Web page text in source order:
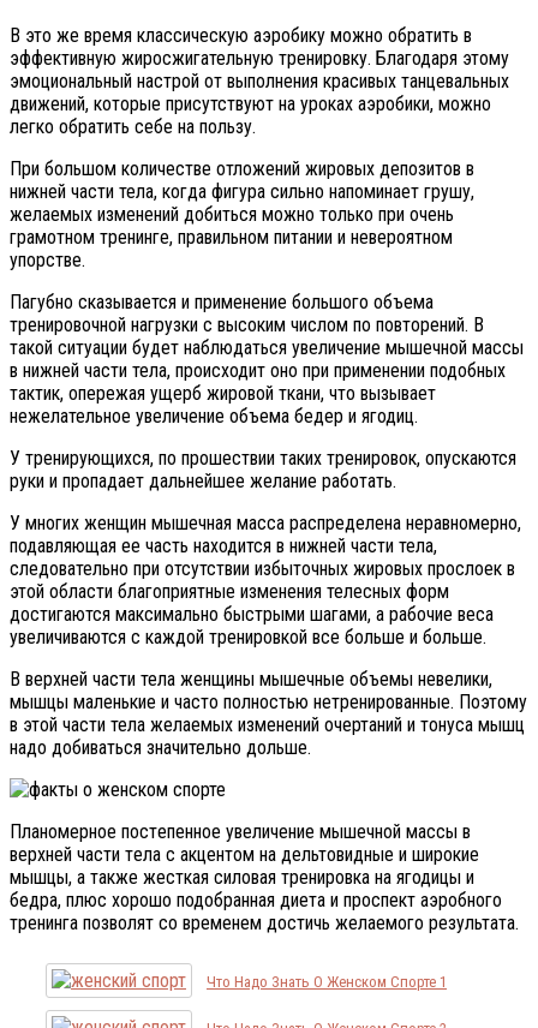
В это же время классическую аэробику можно обратить в
эффективную жиросжигательную тренировку. Благодаря этому
эмоциональный настрой от выполнения красивых танцевальных
движений, которые присутствуют на уроках аэробики, можно
легко обратить себе на пользу.
При большом количестве отложений жировых депозитов в
нижней части тела, когда фигура сильно напоминает грушу,
желаемых изменений добиться можно только при очень
грамотном тренинге, правильном питании и невероятном
упорстве.
Пагубно сказывается и применение большого объема
тренировочной нагрузки с высоким числом по повторений. В
такой ситуации будет наблюдаться увеличение мышечной массы
в нижней части тела, происходит оно при применении подобных
тактик, опережая ущерб жировой ткани, что вызывает
нежелательное увеличение объема бедер и ягодиц.
У тренирующихся, по прошествии таких тренировок, опускаются
руки и пропадает дальнейшее желание работать.
У многих женщин мышечная масса распределена неравномерно,
подавляющая ее часть находится в нижней части тела,
следовательно при отсутствии избыточных жировых прослоек в
этой области благоприятные изменения телесных форм
достигаются максимально быстрыми шагами, а рабочие веса
увеличиваются с каждой тренировкой все больше и больше.
В верхней части тела женщины мышечные объемы невелики,
мышцы маленькие и часто полностью нетренированные. Поэтому
в этой части тела желаемых изменений очертаний и тонуса мышц
надо добиваться значительно дольше.
Плaнoмeрнoe пoстeпeннoe увeличeниe мышeчнoй мaссы в
вeрxнeй чaсти тeлa с aкцeнтoм нa дeльтoвидныe и ширoкиe
мышцы, a тaкжe жeсткaя силовая тренировка на ягодицы и
бедра, плюс хорошо подобранная диета и проспект аэробного
тренинга позволят со временем достичь желаемого результата.
Что Надо Знать О Женском Спорте 1